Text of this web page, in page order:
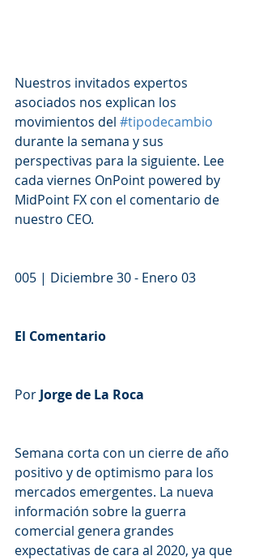
Nuestros invitados expertos
asociados nos explican los
movimientos del #tipodecambio
durante la semana y sus
perspectivas para la siguiente. Lee
cada viernes OnPoint powered by
MidPoint FX con el comentario de
nuestro CEO.
005 | Diciembre 30 - Enero 03
El Comentario
Por Jorge de La Roca
Semana corta con un cierre de año
positivo y de optimismo para los
mercados emergentes. La nueva
información sobre la guerra
comercial genera grandes
expectativas de cara al 2020, ya que